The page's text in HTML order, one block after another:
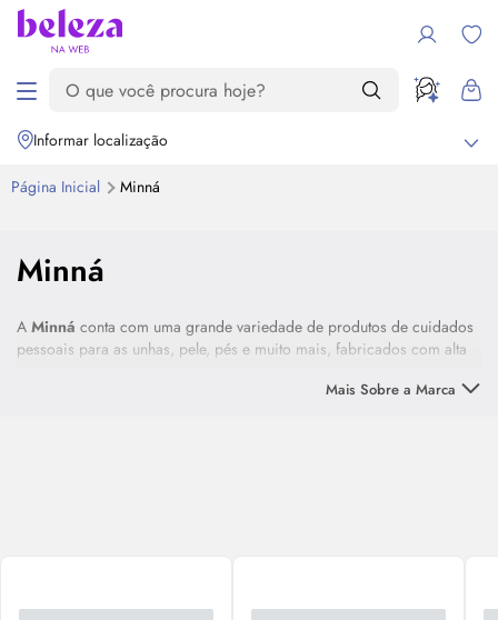
Informar localização
Página Inicial Minná
Minná
AMinná conta com uma grande variedade de produtos de cuidados
pessoais para as unhas, pele, pés e muito mais, fabricados com alta
Mais Sobre a Marca